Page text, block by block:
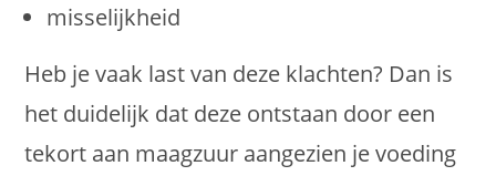
misselijkheid
Heb je vaak last van deze klachten? Dan is
het duidelijk dat deze ontstaan door een
tekort aan maagzuur aangezien je voeding